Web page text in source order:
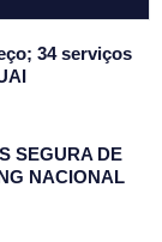
34 serviços
SEGURA DE
NACIONAL